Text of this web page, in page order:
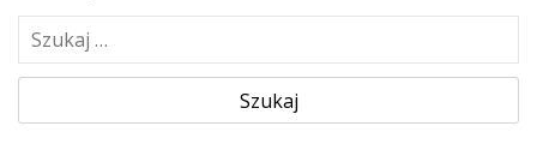
z
k